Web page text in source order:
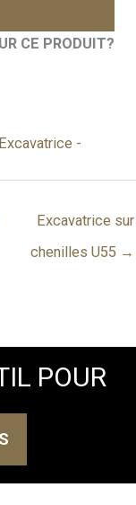
CE PRODUIT?
Excavatrice -
Excavatrice sur
chenilles U55 →
POUR